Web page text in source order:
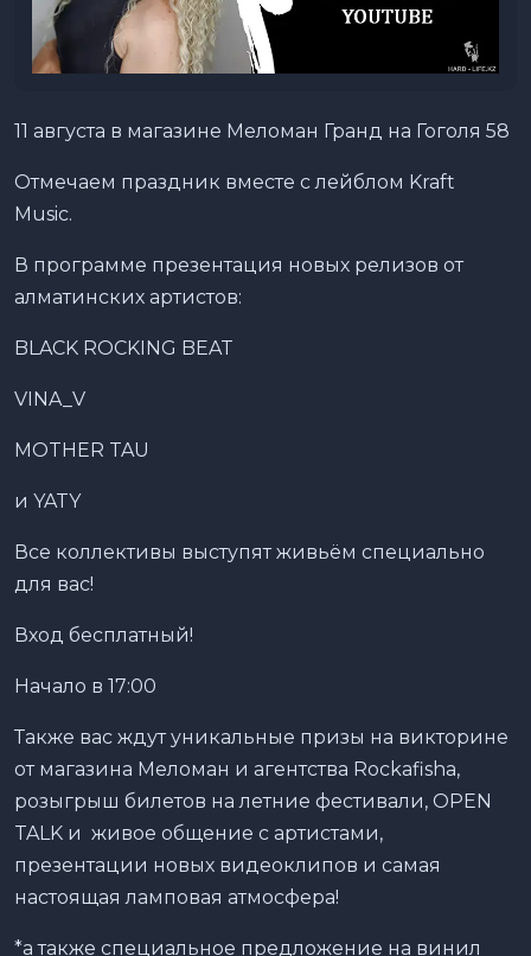
11 августа в магазине Меломан Гранд на Гоголя 58
Отмечаем праздник вместе с лейблом Kraft
Music.
В программе презентация новых релизов от
алматинских артистов:
BLACK ROCKING BEAT
VINA_V
MOTHER TAU
и YATY
Все коллективы выступят живьём специально
для вас!
Вход бесплатный!
Начало в 17:00
Также вас ждут уникальные призы на викторине
от магазина Меломан и агентства Rockafisha,
розыгрыш билетов на летние фестивали, OPEN
TALK и живое общение с артистами,
презентации новых видеоклипов и самая
настоящая ламповая атмосфера!
*а также специальное предложение на винил